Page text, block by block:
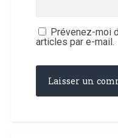
Prévenez-moi
articles par e-mail.